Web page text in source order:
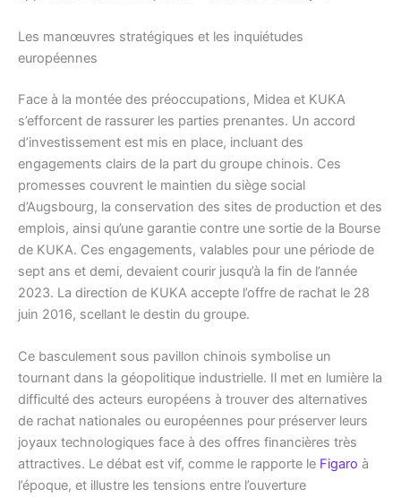
Les manœuvres stratégiques et les inquiétudes
européennes
Face à la montée des préoccupations, Midea et KUKA
s’efforcent de rassurer les parties prenantes. Un accord
d’investissement est mis en place, incluant des
engagements clairs de la part du groupe chinois. Ces
promesses couvrent le maintien du siège social
d’Augsbourg, la conservation des sites de production et des
emplois, ainsi qu’une garantie contre une sortie de la Bourse
de KUKA. Ces engagements, valables pour une période de
sept ans et demi, devaient courir jusqu’à la fin de l’année
2023. La direction de KUKA accepte l’offre de rachat le 28
juin 2016, scellant le destin du groupe.
Ce basculement sous pavillon chinois symbolise un
tournant dans la géopolitique industrielle. Il met en lumière la
difficulté des acteurs européens à trouver des alternatives
de rachat nationales ou européennes pour préserver leurs
joyaux technologiques face à des offres financières très
attractives. Le débat est vif, comme le rapporte le Figaro à
l’époque, et illustre les tensions entre l’ouverture